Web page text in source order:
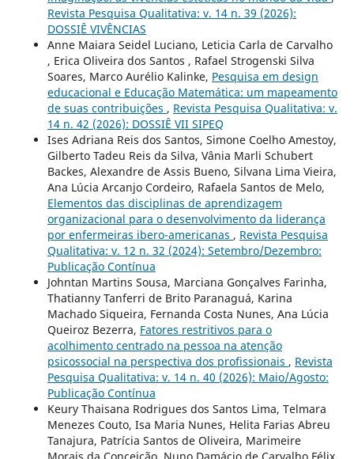
Revista Pesquisa Qualitativa: v. 14 n. 39 (2026):
DOSSIÊ VIVÊNCIAS
Anne Maiara Seidel Luciano, Leticia Carla de Carvalho
, Erica Oliveira dos Santos , Rafael Strogenski Silva
Soares, Marco Aurélio Kalinke, Pesquisa em design
educacional e Educação Matemática: um mapeamento
de suas contribuições , Revista Pesquisa Qualitativa: v.
14 n. 42 (2026): DOSSIÊ VII SIPEQ
Ises Adriana Reis dos Santos, Simone Coelho Amestoy,
Gilberto Tadeu Reis da Silva, Vânia Marli Schubert
Backes, Alexandre de Assis Bueno, Silvana Lima Vieira,
Ana Lúcia Arcanjo Cordeiro, Rafaela Santos de Melo,
Elementos das disciplinas de aprendizagem
organizacional para o desenvolvimento da liderança
por enfermeiras ibero-americanas , Revista Pesquisa
Qualitativa: v. 12 n. 32 (2024): Setembro/Dezembro:
Publicação Contínua
Johntan Martins Sousa, Marciana Gonçalves Farinha,
Thatianny Tanferri de Brito Paranaguá, Karina
Machado Siqueira, Fernanda Costa Nunes, Ana Lúcia
Queiroz Bezerra, Fatores restritivos para o
acolhimento centrado na pessoa na atenção
psicossocial na perspectiva dos profissionais , Revista
Pesquisa Qualitativa: v. 14 n. 40 (2026): Maio/Agosto:
Publicação Contínua
Keury Thaisana Rodrigues dos Santos Lima, Telmara
Menezes Couto, Isa Maria Nunes, Helita Farias Abreu
Tanajura, Patrícia Santos de Oliveira, Marimeire